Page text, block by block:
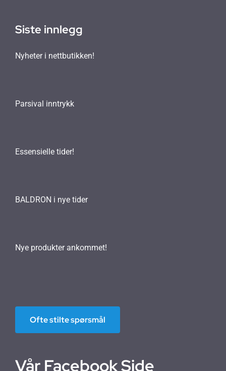
Siste innlegg
Nyheter i nettbutikken!
Parsival inntrykk
Essensielle tider!
BALDRON i nye tider
Nye produkter ankommet!
Ofte stilte spørsmål
Vår Facebook Side